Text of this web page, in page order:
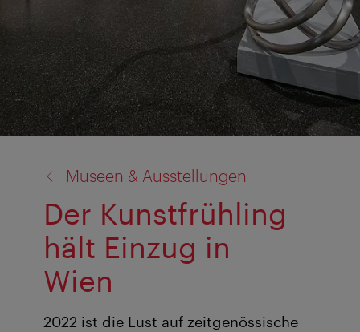
Museen & Ausstellungen
Der Kunstfrühling
hält Einzug in
Wien
2022 ist die Lust auf zeitgenössische